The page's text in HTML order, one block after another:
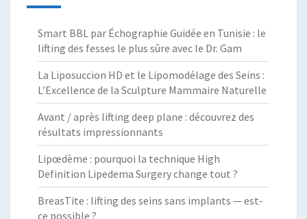
Smart BBL par Échographie Guidée en Tunisie : le
lifting des fesses le plus sûre avec le Dr. Gam
La Liposuccion HD et le Lipomodélage des Seins :
L’Excellence de la Sculpture Mammaire Naturelle
Avant / après lifting deep plane : découvrez des
résultats impressionnants
Lipœdème : pourquoi la technique High
Definition Lipedema Surgery change tout ?
BreasTite : lifting des seins sans implants — est-
ce possible ?